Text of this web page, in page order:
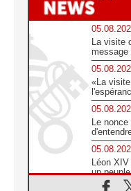
La visite
message
«La
Le
Léon
un